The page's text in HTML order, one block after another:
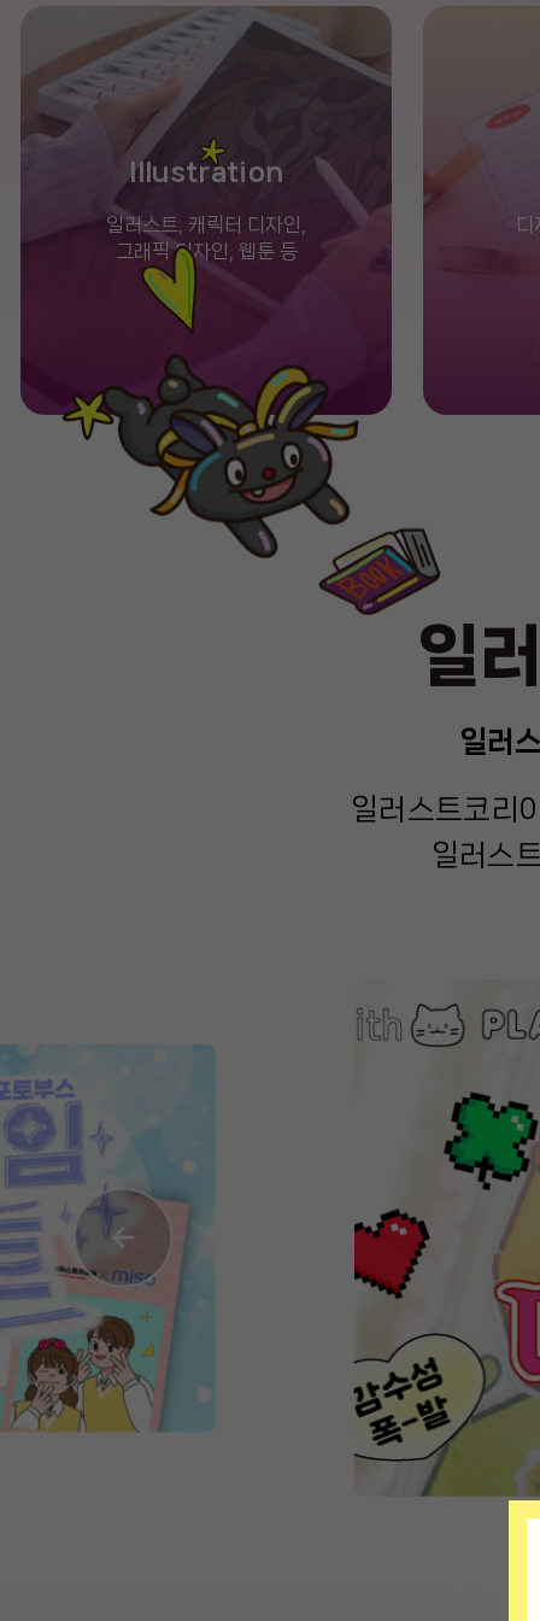
Illustration
일러스트, 캐릭터 디자인,
그래픽 디자인, 웹툰 등
디
일
일러
일러스트코리
일러스